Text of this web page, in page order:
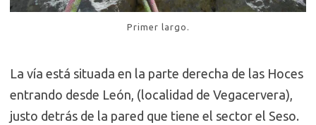
Primer largo.
La vía está situada en la parte derecha de las Hoces
entrando desde León, (localidad de Vegacervera),
justo detrás de la pared que tiene el sector el Seso.